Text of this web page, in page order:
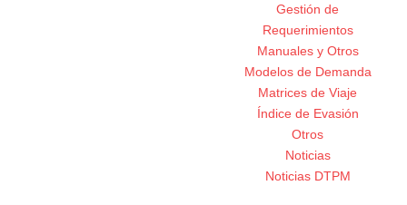
Gestión de
Requerimientos
Manuales y Otros
Modelos de Demanda
Matrices de Viaje
Índice de Evasión
Otros
Noticias
Noticias DTPM